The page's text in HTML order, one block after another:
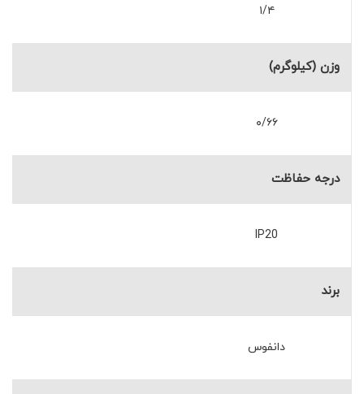
۱/۴
وزن (کیلوگرم)
۰/۶۶
درجه حفاظت
IP20
برند
دانفوس